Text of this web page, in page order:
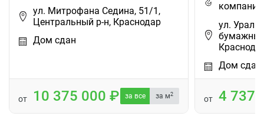
ул. Митрофана Седина, 51/1,
Центральный р-н, Краснодар
Дом сдан
от 10 375 000 за все за м2
ул.
Краснод…
Дом сдан
от 4 737